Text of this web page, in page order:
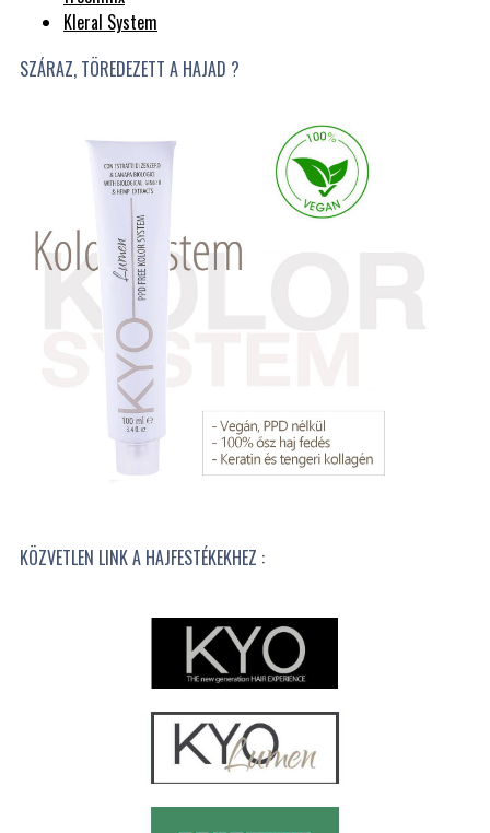
Kleral System
SZÁRAZ, TÖREDEZETT A HAJAD ?
KÖZVETLEN LINK A HAJFESTÉKEKHEZ :